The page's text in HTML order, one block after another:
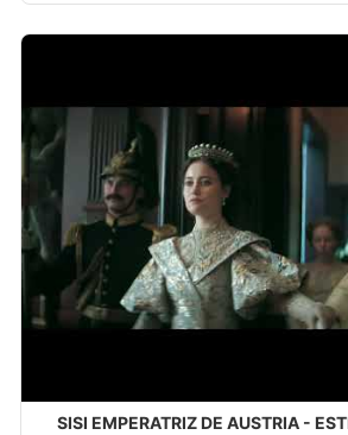
SISI EMPERATRIZ DE AUSTRIA -